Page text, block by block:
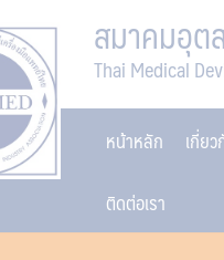
สมาคมอุต
Thai Medical
หน้าหลัก เกี่ยว
ติดต่อเรา